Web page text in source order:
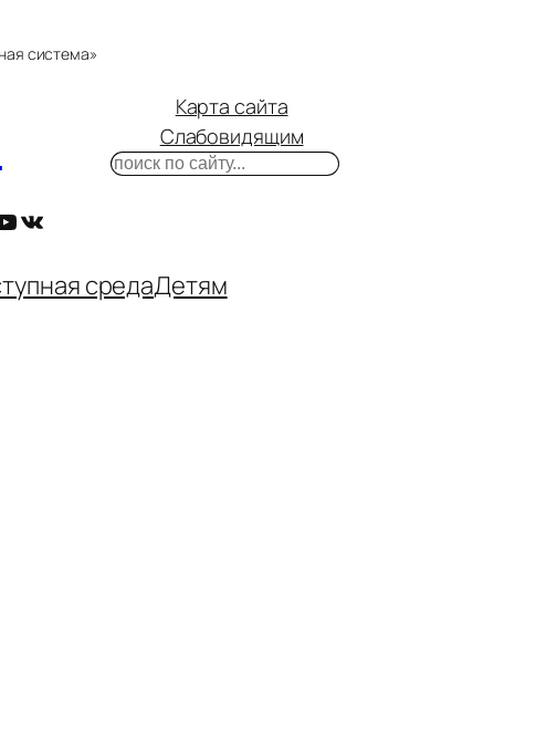
система»
ВКонтакте
Карта сайта
Слабовидящим
Поиск
средаДетям